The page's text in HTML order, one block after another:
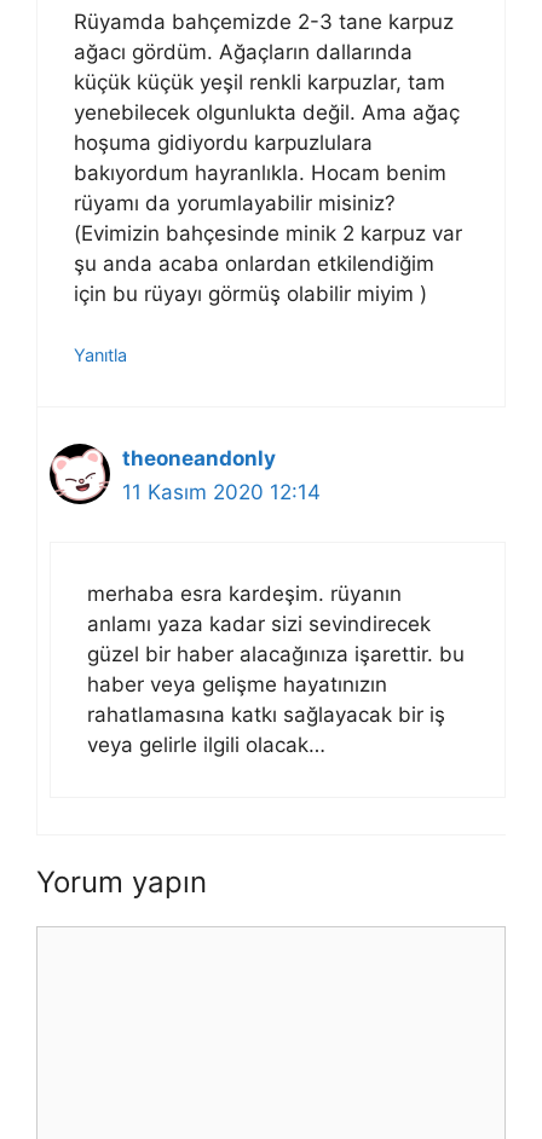
Rüyamda bahçemizde 2-3 tane karpuz
ağacı gördüm. Ağaçların dallarında
küçük küçük yeşil renkli karpuzlar, tam
yenebilecek olgunlukta değil. Ama ağaç
hoşuma gidiyordu karpuzlulara
bakıyordum hayranlıkla. Hocam benim
rüyamı da yorumlayabilir misiniz?
(Evimizin bahçesinde minik 2 karpuz var
şu anda acaba onlardan etkilendiğim
için bu rüyayı görmüş olabilir miyim )
Yanıtla
theoneandonly
11 Kasım 2020 12:14
merhaba esra kardeşim. rüyanın
anlamı yaza kadar sizi sevindirecek
güzel bir haber alacağınıza işarettir. bu
haber veya gelişme hayatınızın
rahatlamasına katkı sağlayacak bir iş
veya gelirle ilgili olacak…
Yorum yapın